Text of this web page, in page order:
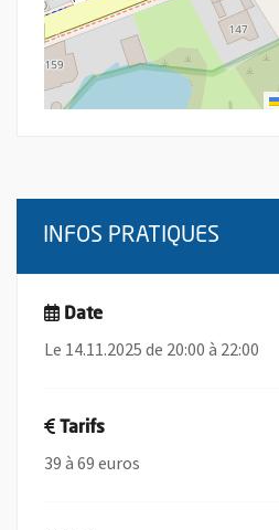
INFOS PRATIQUES
Date
Le 14.11.2025 de 20:00 à 22:00
Tarifs
39 à 69 euros